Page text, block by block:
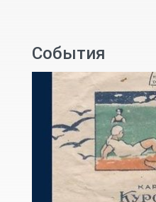
События